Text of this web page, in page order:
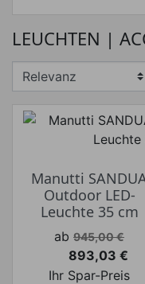
Preis von Preis
LEUCHTEN |
Manutti
Outdoor LED-
Leuchte 35 cm
Verkaufspreis
ab 945,00 €
Preis
893,03 €
Ihr Spar-Preis